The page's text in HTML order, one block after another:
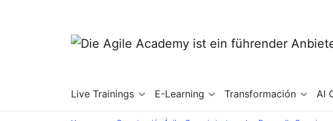
Live Trainings E-Learning Transformación AI